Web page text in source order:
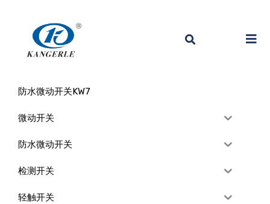
防水微动开关KW7
微动开关
防水微动开关
检测开关
轻触开关